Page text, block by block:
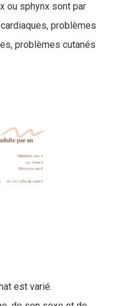
ou sphynx sont par
problèmes
problèmes cutanés
est varié.